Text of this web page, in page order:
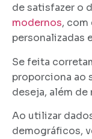
de satisfazer o
modernos, com
personalizadas
Se feita
proporciona ao
deseja, além de
Ao utilizar
demográficos,